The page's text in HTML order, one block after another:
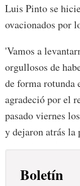
Luis Pinto se
ovacionados por
'Vamos a
orgullosos de
de forma rotunda
agradeció por el
pasado viernes
y dejaron atrás la
Boletín